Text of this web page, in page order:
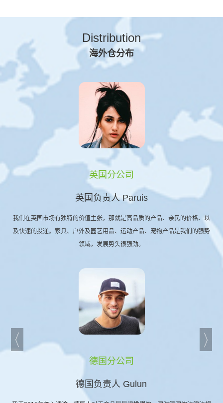
Distribution
海外仓分布
英国分公司
英国负责人 Paruis
我们在英国市场有独特的价值主张，那就是高品质的产品、亲民的价格、以
及快速的投递。家具、户外及园艺用品、运动产品、宠物产品是我们的强势
领域，发展势头很强劲。
德国分公司
德国负责人 Gulun